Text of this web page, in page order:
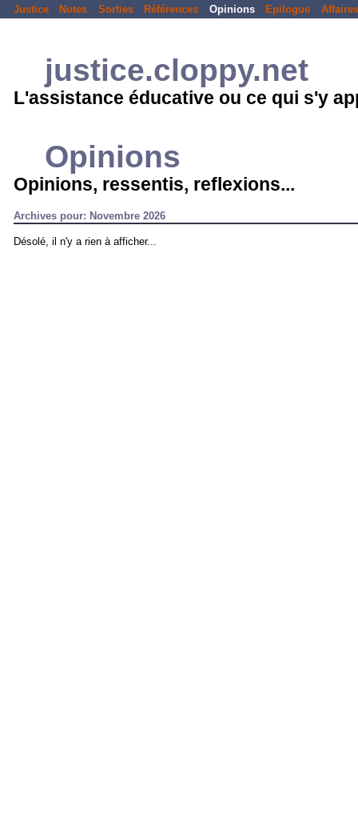
Justice Notes Sorties Références Opinions Epilogue Affaires
justice.cloppy.net
L'assistance éducative ou ce qui s'y
Opinions
Opinions, ressentis, reflexions...
Archives pour: Novembre 2026
Désolé, il n'y a rien à afficher...